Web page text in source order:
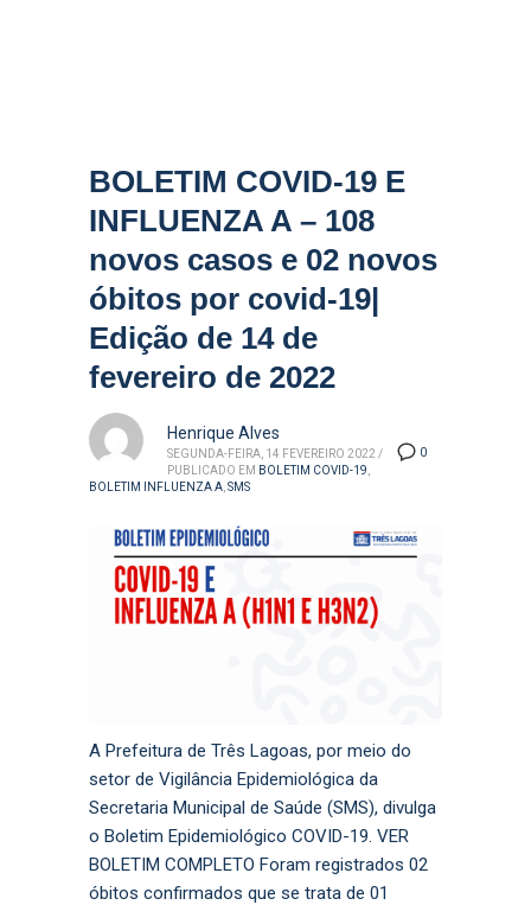
BOLETIM COVID-19 E
INFLUENZA A – 108
novos casos e 02 novos
óbitos por covid-19|
Edição de 14 de
fevereiro de 2022
0
Henrique Alves
SEGUNDA-FEIRA, 14 FEVEREIRO 2022 /
PUBLICADO EM BOLETIM COVID-19
BOLETIM INFLUENZA A SMS
A Prefeitura de Três Lagoas, por meio do
setor de Vigilância Epidemiológica da
Secretaria Municipal de Saúde (SMS), divulga
o Boletim Epidemiológico COVID-19. VER
BOLETIM COMPLETO Foram registrados 02
óbitos confirmados que se trata de 01